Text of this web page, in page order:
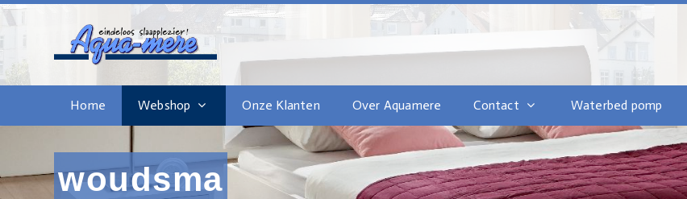
Home Webshop Onze Klanten Over Aquamere Contact Waterbed pomp
woudsma